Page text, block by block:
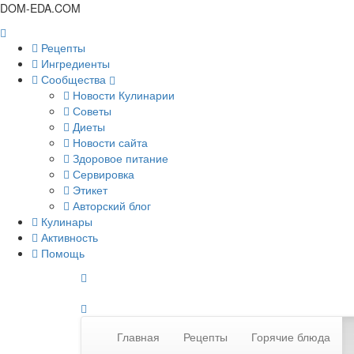
DOM-EDA.COM
Рецепты
Ингредиенты
Сообщества
Новости Кулинарии
Советы
Диеты
Новости сайта
Здоровое питание
Сервировка
Этикет
Авторский блог
Кулинары
Активность
Помощь
Главная Рецепты Горячие блюда